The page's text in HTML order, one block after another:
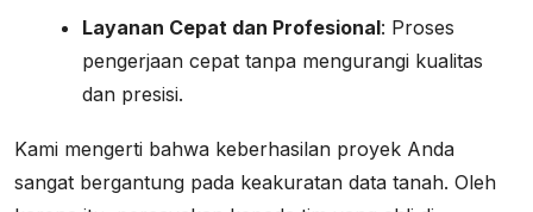
Layanan Cepat dan Profesional: Proses
pengerjaan cepat tanpa mengurangi kualitas
dan presisi.
Kami mengerti bahwa keberhasilan proyek Anda
sangat bergantung pada keakuratan data tanah. Oleh